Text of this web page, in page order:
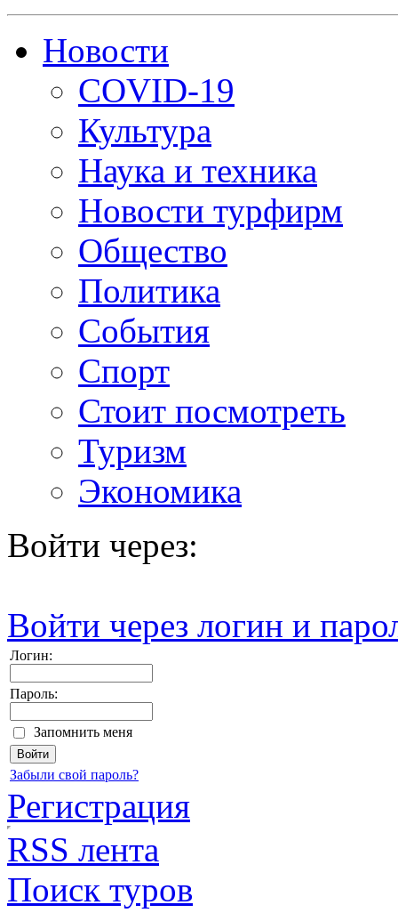
Новости
COVID-19
Культура
Наука и техника
Новости турфирм
Общество
Политика
События
Спорт
Стоит посмотреть
Туризм
Экономика
Войти через:
Войти через логин и
Логин:
Пароль:
Запомнить меня
Забыли свой пароль?
Регистрация
RSS лента
Поиск туров